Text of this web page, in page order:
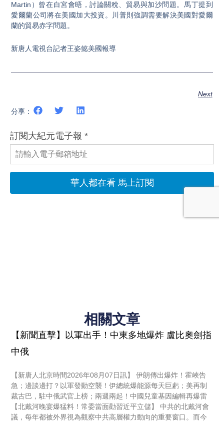
Martin）曾在白宮會晤，討論關稅、貿易與加沙問題。馬丁提到
愛爾蘭公司將在美國加大投資。川普則強調需要解決美國對愛爾
蘭的貿易赤字問題。
新唐人電視台記者王姿懿美國報導
Next
分享：
相關文章
【新聞直擊】以軍出手！中東多地爆炸 盧比奧劍指
中俄
【新唐人北京時間2026年08月07日訊】 伊朗傳出爆炸！霍峽告
急；邊談邊打？以軍發動空襲！伊總統爆能源每天巨虧；美再制
裁古巴，駐中俄武官上榜；兩週兩起！中國兒童基因編輯再爆雷
【北戴河晚宴爆猛料！常委當面勸習近平立儲】 中共的北戴河會
議，每年都被外界視為觀察中共高層權力動向的重要窗口。而今